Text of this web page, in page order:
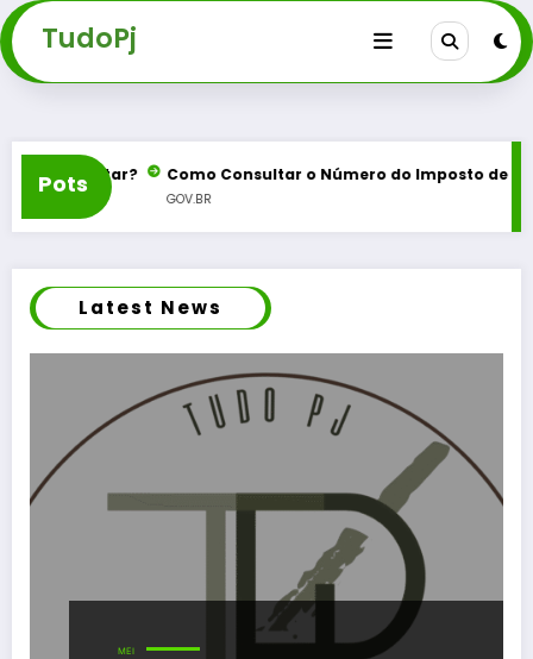
Pular
para
o
conteúdo
TudoPj
Pots
Aposentar? Como Consultar o Número do Imposto de Renda
GOV.BR
Latest News
MEI